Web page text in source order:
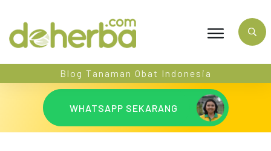
Blog Tanaman Obat Indonesia
WHATSAPP SEKARANG